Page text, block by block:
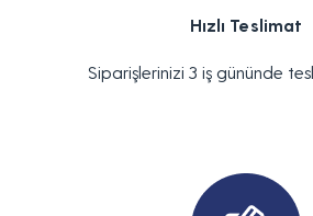
Hızlı Teslimat
Siparişlerinizi 3 iş gününde